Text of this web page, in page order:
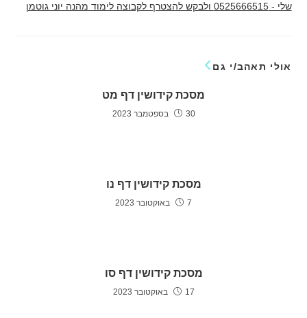
שלי - 0525666515 ולבקש להצטרף לקבוצה לימוד מהנה יוני גוטמן
אולי תאהב/י גם
מסכת קידושין דף מט
30 בספטמבר 2023
מסכת קידושין דף נו
7 באוקטובר 2023
מסכת קידושין דף סו
17 באוקטובר 2023